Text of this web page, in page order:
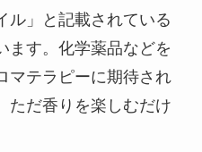
ル」と記載されている
ます。化学薬品などを
マテラピーに期待され
ただ香りを楽しむだけ